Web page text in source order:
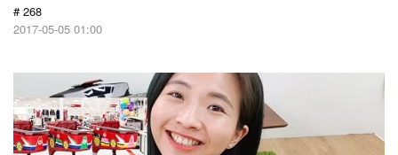
# 268
2017-05-05 01:00